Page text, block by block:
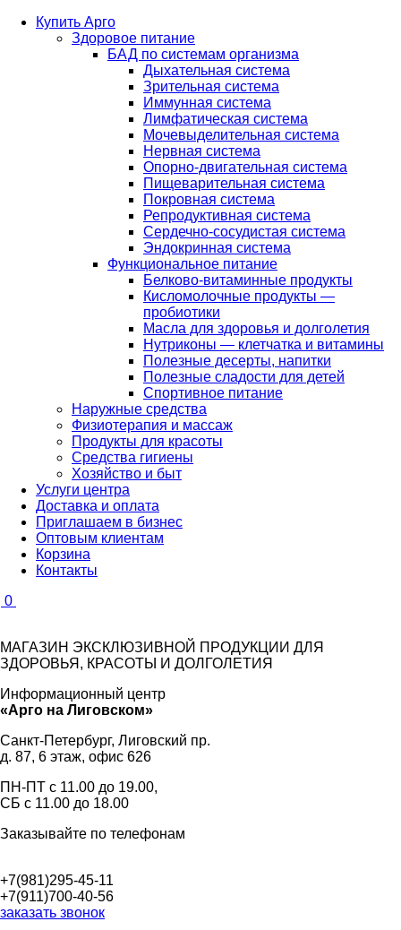
Купить Арго
Здоровое питание
БАД по системам организма
Дыхательная система
Зрительная система
Иммунная система
Лимфатическая система
Мочевыделительная система
Нервная система
Опорно-двигательная система
Пищеварительная система
Покровная система
Репродуктивная система
Сердечно-сосудистая система
Эндокринная система
Функциональное питание
Белково-витаминные продукты
Кисломолочные продукты —
пробиотики
Масла для здоровья и долголетия
Нутриконы — клетчатка и витамины
Полезные десерты, напитки
Полезные сладости для детей
Спортивное питание
Наружные средства
Физиотерапия и массаж
Продукты для красоты
Средства гигиены
Хозяйство и быт
Услуги центра
Доставка и оплата
Приглашаем в бизнес
Оптовым клиентам
Корзина
Контакты
0
МАГАЗИН ЭКСКЛЮЗИВНОЙ ПРОДУКЦИИ ДЛЯ
ЗДОРОВЬЯ, КРАСОТЫ И ДОЛГОЛЕТИЯ
Информационный центр
«Арго на Лиговском»
Санкт-Петербург, Лиговский пр.
д. 87, 6 этаж, офис 626
ПН-ПТ с 11.00 до 19.00,
СБ с 11.00 до 18.00
Заказывайте по телефонам
+7(981)295-45-11
+7(911)700-40-56
заказать звонок